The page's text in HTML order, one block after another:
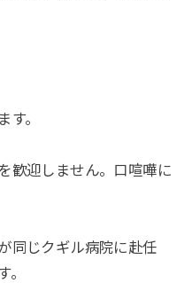
す。
歓迎しません。口喧嘩に
同じクギル病院に赴任
。